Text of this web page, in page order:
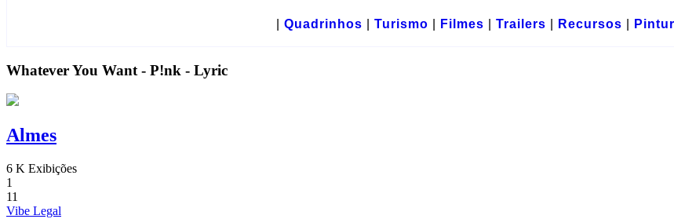
Quadrinhos Turismo Filmes Trailers Recursos
Whatever You Want - P!nk - Lyric
Almes
6 K Exibições
1
11
Vibe Legal